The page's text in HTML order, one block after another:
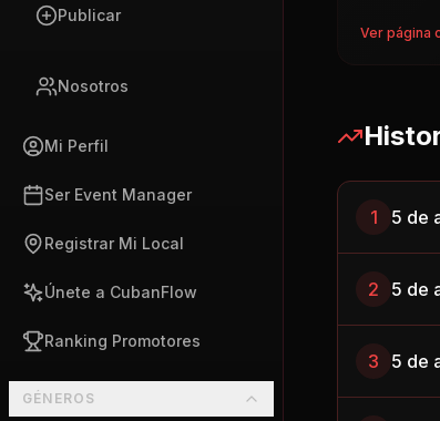
Publicar
Nosotros
Mi Perfil
Ser Event Manager
Registrar Mi Local
Únete a CubanFlow
Ranking Promotores
GÉNEROS
Ver página
1 5 de
2 5 de
3 5 de